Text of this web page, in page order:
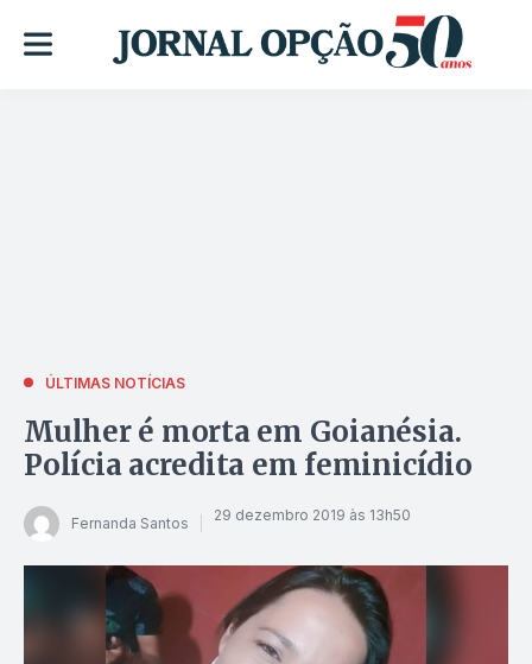
ÚLTIMAS NOTÍCIAS
Mulher é morta em Goianésia.
Polícia acredita em feminicídio
Fernanda Santos 29 dezembro 2019 às 13h50